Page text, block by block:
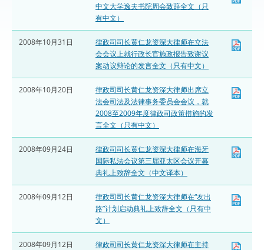
中文大学逸夫书院周会致辞全文（只
有中文）
2008年10月31日
律政司司长黄仁龙资深大律师在立法
会会议上就行政长官施政报告致谢议
案动议辩论的发言全文（只有中文）
2008年10月20日
律政司司长黄仁龙资深大律师出席立
法会司法及法律事务委员会会议，就
2008至2009年度律政司政策措施的发
言全文（只有中文）
2008年09月24日
律政司司长黄仁龙资深大律师在海牙
国际私法会议第三届亚太区会议开幕
典礼上致辞全文（中文译本）
2008年09月12日
律政司司长黄仁龙资深大律师在“友出
路”计划启动典礼上致辞全文（只有中
文）
2008年09月12日
律政司司长黄仁龙资深大律师在主持